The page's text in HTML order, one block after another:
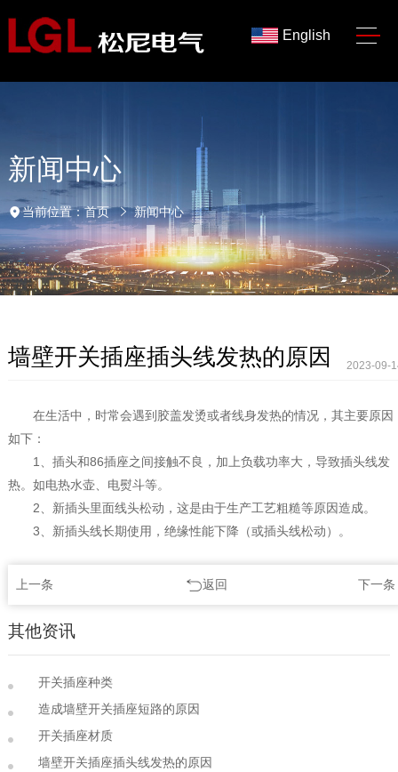
English
新闻中心
当前位置：首页 新闻中心
墙壁开关插座插头线发热的原因 2023-09-
在生活中，时常会遇到胶盖发烫或者线身发热的情况，其主要原因
如下：
1、插头和86插座之间接触不良，加上负载功率大，导致插头线发
热。如电热水壶、电熨斗等。
2、新插头里面线头松动，这是由于生产工艺粗糙等原因造成。
3、新插头线长期使用，绝缘性能下降（或插头线松动）。
上一条 返回 下一条
其他资讯
开关插座种类
造成墙壁开关插座短路的原因
开关插座材质
墙壁开关插座插头线发热的原因